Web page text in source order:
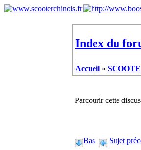
Index du
Accueil »
Parcourir cette
Bas Sujet